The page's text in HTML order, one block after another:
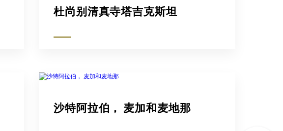
杜尚别清真寺塔吉克斯坦
沙特阿拉伯， 麦加和麦地那